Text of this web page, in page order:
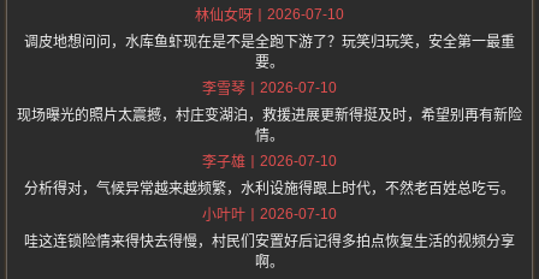
林仙女呀
2026-07-10
调皮地想问问，水库鱼虾现在是不是全跑下游了？玩笑归玩笑，安全第一最重
要。
李雪琴
2026-07-10
现场曝光的照片太震撼，村庄变湖泊，救援进展更新得挺及时，希望别再有新险
情。
李子雄
2026-07-10
分析得对，气候异常越来越频繁，水利设施得跟上时代，不然老百姓总吃亏。
小叶叶
2026-07-10
哇这连锁险情来得快去得慢，村民们安置好后记得多拍点恢复生活的视频分享
啊。